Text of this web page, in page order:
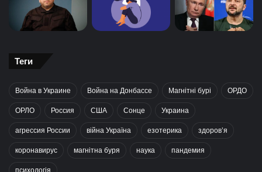
Теги
Война в Украине Война на Донбассе Магнітні бурі ОРДО
ОРЛО Россия США Сонце Украина
агрессия России війна Україна езотерика здоров’я
коронавирус магнітна буря наука пандемия
психологія